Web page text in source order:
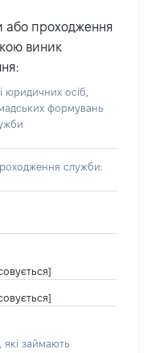
або проходження
виник
осіб,
формувань
служби:
займають